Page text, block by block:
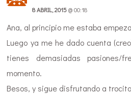
8 ABRIL, 2015@ 00:18
Ana, al principio me estaba
Luego ya me he dado cuenta
tienes demasiadas pasiones/
momento.
Besos, y sigue disfrutando a